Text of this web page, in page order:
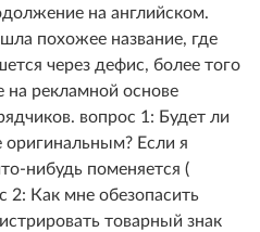
на английском.
похожее название, где
через дефис, более того
на рекламной основе
вопрос 1: Будет ли
оригинальным? Если я
нибудь поменяется (
2: Как мне обезопасить
товарный знак